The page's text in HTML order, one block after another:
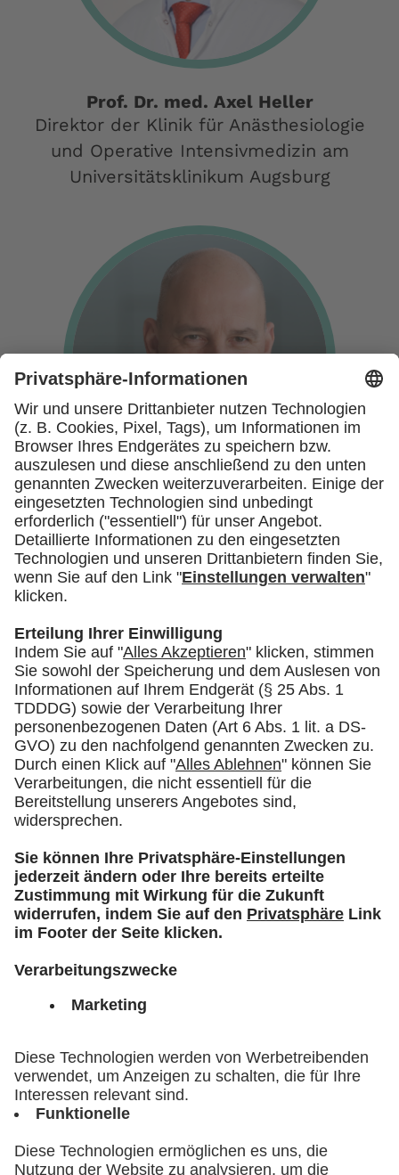
Prof. Dr. med. Axel Heller
Direktor der Klinik für Anästhesiologie
und Operative Intensivmedizin am
Universitätsklinikum Augsburg
Dr. Marc Lucassen
Hauptgeschäftsführer der IHK Schwaben
in Augsburg
Prof. Dr. med. Martina Kadmon
Fakultät der Universität Augsburg und
Mitglied des Vorstands des